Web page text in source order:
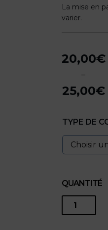
La mise en
varier.
20,00€
–
25,00€
de
TYPE DE
QUANTITÉ
quantité